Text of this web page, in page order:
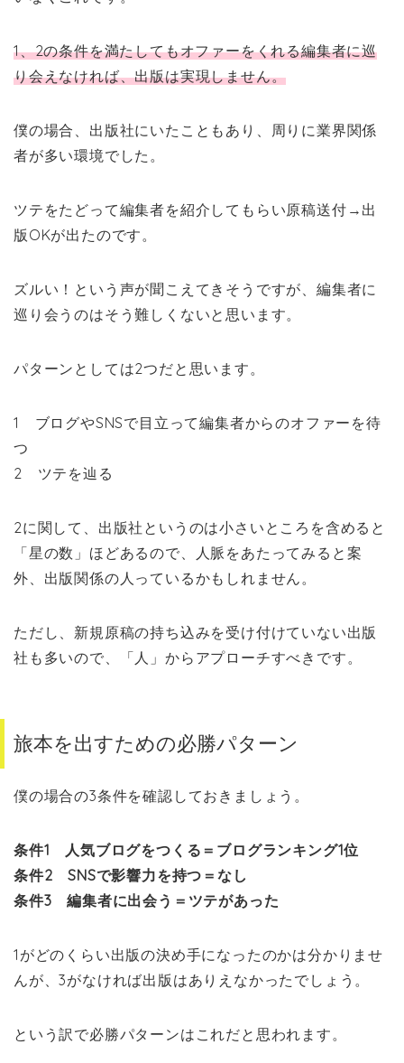
1、2の条件を満たしてもオファーをくれる編集者に巡
り会えなければ、出版は実現しません。
僕の場合、出版社にいたこともあり、周りに業界関係
者が多い環境でした。
ツテをたどって編集者を紹介してもらい原稿送付→出
版OKが出たのです。
ズルい！という声が聞こえてきそうですが、編集者に
巡り会うのはそう難しくないと思います。
パターンとしては2つだと思います。
1 ブログやSNSで目立って編集者からのオファーを待
つ
2 ツテを辿る
2に関して、出版社というのは小さいところを含めると
「星の数」ほどあるので、人脈をあたってみると案
外、出版関係の人っているかもしれません。
ただし、新規原稿の持ち込みを受け付けていない出版
社も多いので、「人」からアプローチすべきです。
旅本を出すための必勝パターン
僕の場合の3条件を確認しておきましょう。
条件1 人気ブログをつくる＝ブログランキング1位
条件2 SNSで影響力を持つ＝なし
条件3 編集者に出会う＝ツテがあった
1がどのくらい出版の決め手になったのかは分かりませ
んが、3がなければ出版はありえなかったでしょう。
という訳で必勝パターンはこれだと思われます。